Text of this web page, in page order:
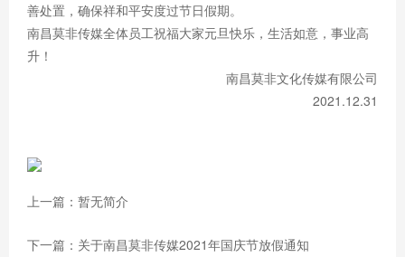
善处置，确保祥和平安度过节日假期。
南昌莫非传媒全体员工祝福大家元旦快乐，生活如意，事业高
升！
南昌莫非文化传媒有限公司
2021.12.31
上一篇：暂无简介
下一篇：关于南昌莫非传媒2021年国庆节放假通知